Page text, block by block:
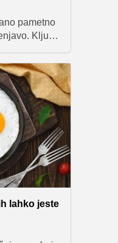
pametno
Kljub
in je
Spoznajte
vrst
tako
zadovoljiv
tudi odlična
kakšen
lahko jeste